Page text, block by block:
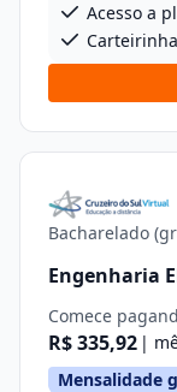
Acesso a
Bacharelado
Engenharia
Comece
R$ 335,92 |
Mensalidade